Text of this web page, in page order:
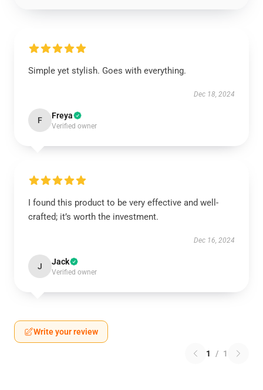
Simple yet stylish. Goes with everything.
Dec 18, 2024
F Freya
Verified owner
I found this product to be very effective and well-
crafted; it’s worth the investment.
Dec 16, 2024
J Jack
Verified owner
Write your review
1 / 1